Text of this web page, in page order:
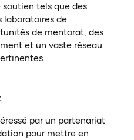
tels que des
laboratoires de
de mentorat, des
et un vaste réseau
par un partenariat
pour mettre en